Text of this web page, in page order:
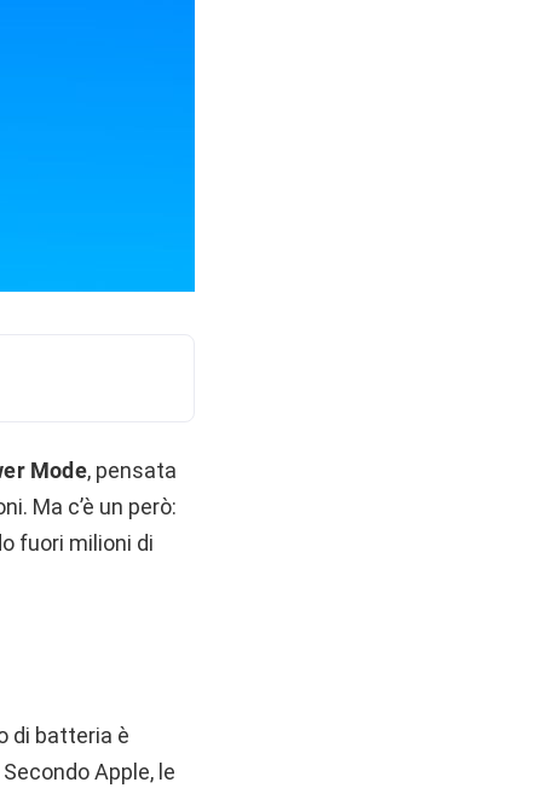
Mode, pensata
Ma c’è un però:
fuori milioni di
di batteria è
Apple, le